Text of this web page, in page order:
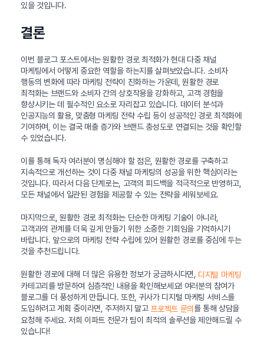
있을 것입니다.
결론
이번 블로그 포스트에서는 원활한 경로 최적화가 현대 다중 채널
마케팅에서 어떻게 중요한 역할을 하는지를 살펴보았습니다. 소비자
행동의 변화에 따라 마케팅 전략이 진화하는 가운데, 원활한 경로
최적화는 브랜드와 소비자 간의 상호작용을 강화하고, 고객 경험을
향상시키는 데 필수적인 요소로 자리잡고 있습니다. 데이터 분석과
인공지능의 활용, 맞춤형 마케팅 전략 수립 등이 성공적인 경로 최적화에
기여하며, 이는 결국 매출 증가와 브랜드 충성도로 연결되는 것을 확인할
수 있었습니다.
이를 통해 독자 여러분이 명심해야 할 점은, 원활한 경로를 구축하고
지속적으로 개선하는 것이 다중 채널 마케팅의 성공을 위한 핵심이라는
것입니다. 따라서 다음 단계로는, 고객의 피드백을 적극적으로 반영하고,
모든 채널에서 일관된 경험을 제공할 수 있는 전략을 세워보세요.
마지막으로, 원활한 경로 최적화는 단순한 마케팅 기술이 아니라,
고객과의 관계를 더욱 깊게 만들기 위한 소중한 기회임을 기억하시기
바랍니다. 앞으로의 마케팅 전략 수립에 있어 원활한 경로를 중심에 두는
것을 추천드립니다.
원활한 경로에 대해 더 많은 유용한 정보가 궁금하시다면, 디지털 마케팅
카테고리를 방문하여 심층적인 내용을 확인해보세요! 여러분의 참여가
블로그를 더 풍성하게 만듭니다. 또한, 귀사가 디지털 마케팅 서비스를
도입하려고 계획 중이라면, 주저하지 말고 프로젝트 문의 를 통해 상담을
요청해 주세요. 저희 이파트 전문가 팀이 최적의 솔루션을 제안해드릴 수
있습니다!